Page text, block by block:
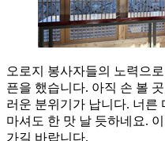
오로지 봉사자들의 노력으
픈을 했습니다. 아직 손 볼
러운 분위기가 납니다. 너른
마셔도 한 맛 날 듯하네요.
가길 바랍니다.